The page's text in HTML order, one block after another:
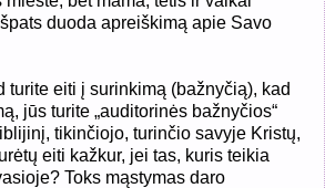
duoda apreiškimą apie Savo
turite eiti į surinkimą (bažnyčią), kad
jūs turite „auditorinės bažnyčios“
tikinčiojo, turinčio savyje Kristų,
eiti kažkur, jei tas, kuris teikia
Toks mąstymas daro